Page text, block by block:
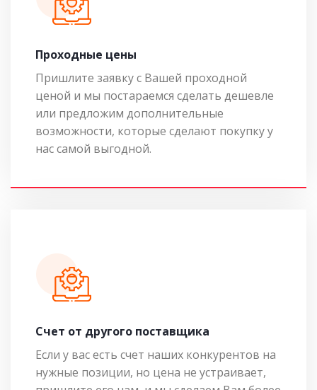
Проходные цены
Пришлите заявку с Вашей проходной
ценой и мы постараемся сделать дешевле
или предложим дополнительные
возможности, которые сделают покупку у
нас самой выгодной.
Cчет от другого поставщика
Если у вас есть счет наших конкурентов на
нужные позиции, но цена не устраивает,